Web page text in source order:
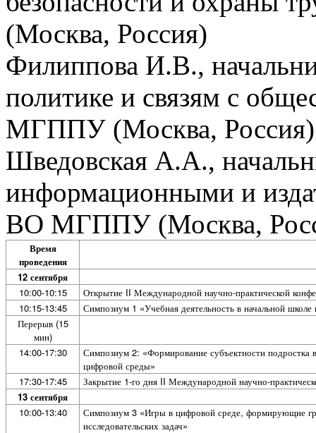
(Москва, Россия)
Филиппова И.В.,
политике и связям с
МГППУ (Москва, Россия)
Шведовская А.А.,
информационными и
ВО МГППУ (Москва,
Время
проведения
12 сентября
10:00-10:15
Открытие II Международной научно-практической
10:15-13:45
Симпозиум 1 «Учебная деятельность в начальной
Перерыв (15
мин)
14:00-17:30
Симпозиум 2: «Формирование субъектности подростка
цифровой среды»
17:30-17:45
Закрытие 1-го дня II Международной научно-
13 сентября
10:00-13:40
Симпозиум 3 «Игры в цифровой среде, формирующие
исследовательских задач»